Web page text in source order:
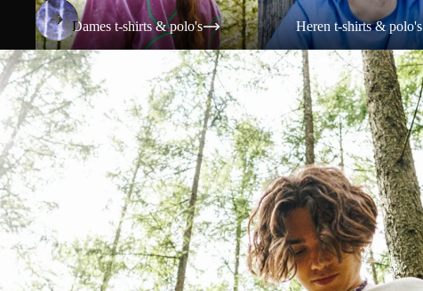
Dames t-shirts & polo's
Heren t-shirts & polo's